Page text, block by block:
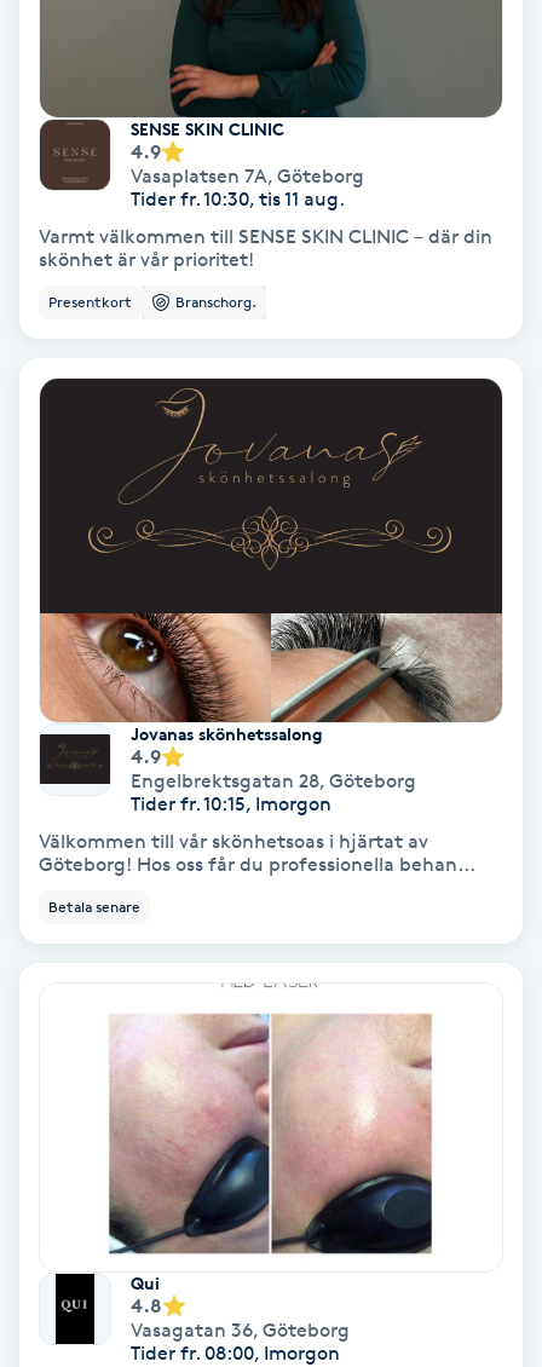
Fransförlängning Volym
Fransk manikyr
Fransrengöring
Frekvensterapi
Friskvård
Friskvårdsmassage
Funktionsanalys
Föning
Gel naglar
Gellack
Gellack med förstärkning
Gravidmassage
Gruppträning
Gua Sha-massage
Hatha Yoga
SENSE SKIN CLINIC
4.9
Vasaplatsen 7A, Göteborg
Tider fr. 10:30, tis 11 aug.
Varmt välkommen till SENSE SKIN CLINIC – där din
skönhet är vår prioritet!
Presentkort Branschorg.
Jovanas skönhetssalong
4.9
Engelbrektsgatan 28, Göteborg
Tider fr. 10:15, Imorgon
Välkommen till vår skönhetsoas i hjärtat av
Göteborg! Hos oss får du professionella behan...
Betala senare
Qui
4.8
Vasagatan 36, Göteborg
Tider fr. 08:00, Imorgon